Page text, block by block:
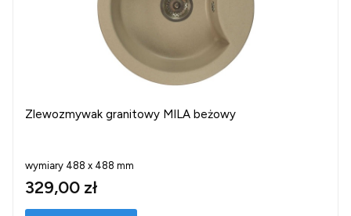
Zlewozmywak granitowy MILA beżowy
wymiary 488 x 488 mm
329,00 zł